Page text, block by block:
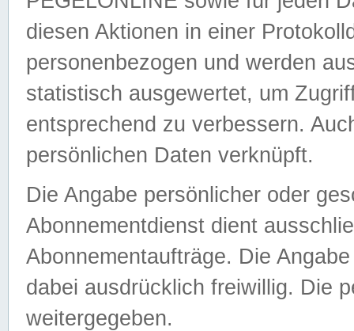
diesen Aktionen in einer
personenbezogen und werden
statistisch ausgewertet, um
entsprechend zu verbessern.
persönlichen Daten verknüpft.
Die Angabe persönlicher oder
Abonnementdienst dient
Abonnementaufträge. Die
dabei ausdrücklich freiwillig. Die
weitergegeben.